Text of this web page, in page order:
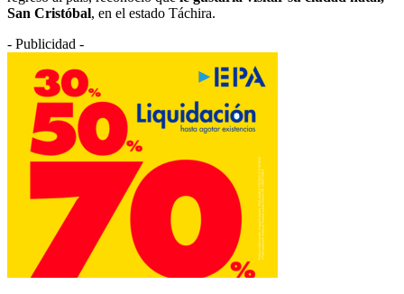
San Cristóbal, en el estado Táchira.
- Publicidad -